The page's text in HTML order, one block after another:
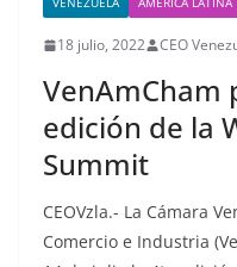
18 julio, 2022 CEO
VenAmCham
edición de la
Summit
CEOVzla.- La Cámara
Comercio e Industria